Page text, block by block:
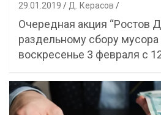
29.01.2019 Д. Керасов
Очередная акция “Ростов
раздельному сбору мусора
воскресенье 3 февраля с